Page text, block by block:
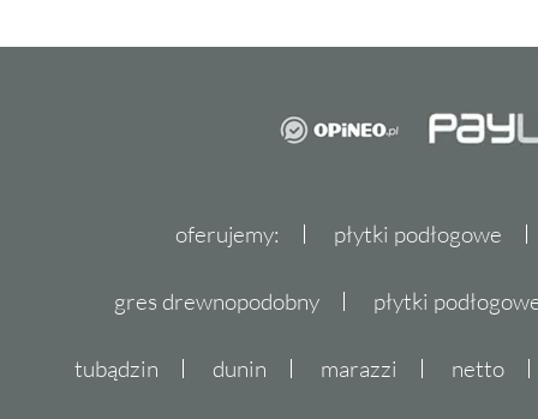
oferujemy: płytki podłogowe
gres drewnopodobny płytki
tubądzin dunin marazzi netto